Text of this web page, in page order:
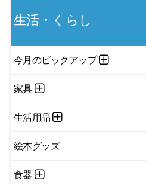
生活・くらし
今月のピックアップ
家具
生活用品
絵本グッズ
食器